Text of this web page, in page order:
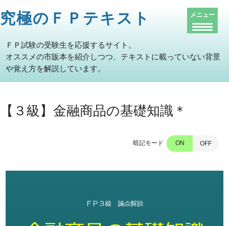
究極のＦＰテキスト
ＦＰ試験の受験生を応援するサイト。
オススメの市販本を紹介しつつ、テキストに載っていない背景
や覚え方を解説しています。
【３級】金融商品の基礎知識＊
暗記モード ON OFF
メニュー